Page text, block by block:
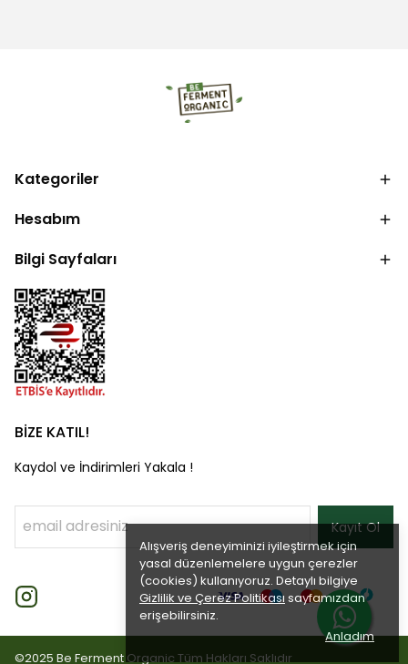
Alışveriş deneyiminizi iyileştirmek için
yasal düzenlemelere uygun çerezler
(cookies) kullanıyoruz. Detaylı bilgiye
Gizlilik ve Çerez Politikası sayfamızdan
erişebilirsiniz.
Anladım
Kategoriler
Hesabım
Bilgi Sayfaları
BİZE KATIL!
Kaydol ve İndirimleri Yakala !
Kayıt Ol
©2025 Be Ferment Organic Tüm Hakları Saklıdır